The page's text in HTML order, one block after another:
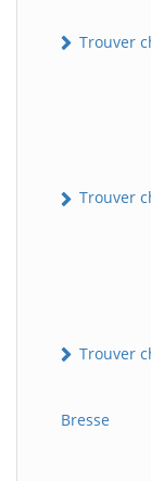
Trouver
Trouver
Trouver
Bresse